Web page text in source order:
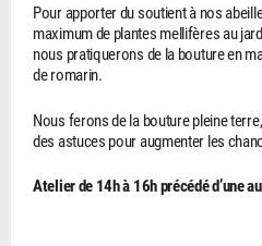
Pour apporter du soutient à nos
maximum de plantes mellifères au
nous pratiquerons de la bouture en
de romarin.
Nous ferons de la bouture pleine
des astuces pour augmenter les
Atelier de 14h à 16h précédé d’une